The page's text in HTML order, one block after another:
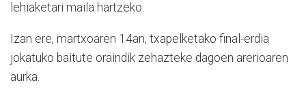
lehiaketari maila hartzeko.
Izan ere, martxoaren 14an, txapelketako final-erdia
jokatuko baitute oraindik zehazteke dagoen arerioaren
aurka.